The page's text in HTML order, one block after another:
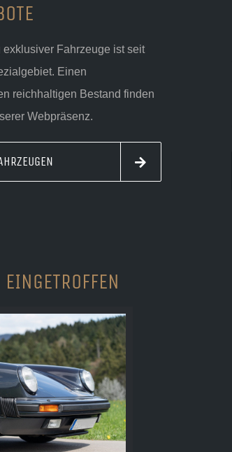
exklusiver Fahrzeuge ist seit
Einen
reichhaltigen Bestand finden
Webpräsenz.